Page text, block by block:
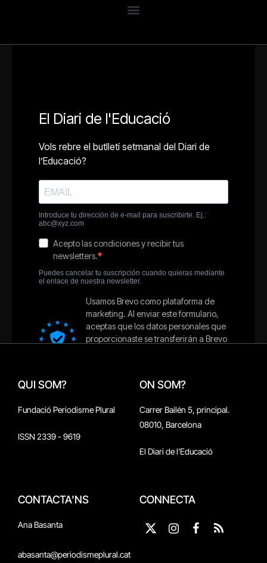
QUI SOM?
Fundació Periodisme Plural
ISSN 2339 - 9619
ON SOM?
Carrer Bailén 5, principal.
08010, Barcelona
El Diari de l'Educació
CONTACTA'NS
Ana Basanta
abasanta@periodismeplural.cat
CONNECTA
X
Instagram
Facebook
RSS